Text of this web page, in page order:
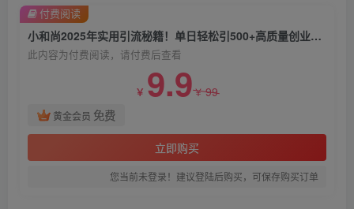
小和尚2025年实用引流秘籍！单日轻松引500+高质量创业粉，日变现800+，一键制作超实用
此内容为付费阅读，请付费后查看
￥ 9.9￥99
黄金会员 免费
立即购买
您当前未登录！建议登陆后购买，可保存购买订单
付费阅读